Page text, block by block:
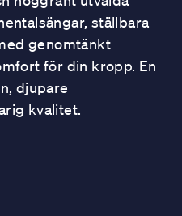
ställbara
genomtänkt
för din kropp. En
djupare
kvalitet.